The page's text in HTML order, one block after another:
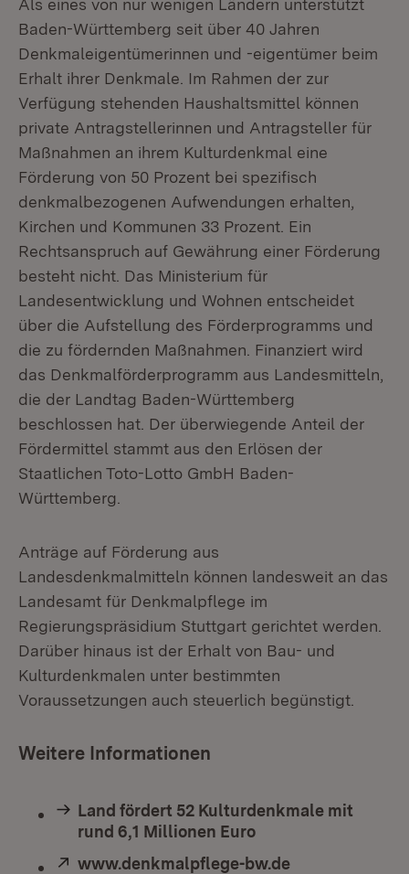
Als eines von nur wenigen Ländern unterstützt
Baden-Württemberg seit über 40 Jahren
Denkmaleigentümerinnen und -eigentümer beim
Erhalt ihrer Denkmale. Im Rahmen der zur
Verfügung stehenden Haushaltsmittel können
private Antragstellerinnen und Antragsteller für
Maßnahmen an ihrem Kulturdenkmal eine
Förderung von 50 Prozent bei spezifisch
denkmalbezogenen Aufwendungen erhalten,
Kirchen und Kommunen 33 Prozent. Ein
Rechtsanspruch auf Gewährung einer Förderung
besteht nicht. Das Ministerium für
Landesentwicklung und Wohnen entscheidet
über die Aufstellung des Förderprogramms und
die zu fördernden Maßnahmen. Finanziert wird
das Denkmalförderprogramm aus Landesmitteln,
die der Landtag Baden-Württemberg
beschlossen hat. Der überwiegende Anteil der
Fördermittel stammt aus den Erlösen der
Staatlichen Toto-Lotto GmbH Baden-
Württemberg.
Anträge auf Förderung aus
Landesdenkmalmitteln können landesweit an das
Landesamt für Denkmalpflege im
Regierungspräsidium Stuttgart gerichtet werden.
Darüber hinaus ist der Erhalt von Bau- und
Kulturdenkmalen unter bestimmten
Voraussetzungen auch steuerlich begünstigt.
Weitere Informationen
Land fördert 52 Kulturdenkmale mit
rund 6,1 Millionen Euro
Extern:
www.denkmalpflege-bw.de